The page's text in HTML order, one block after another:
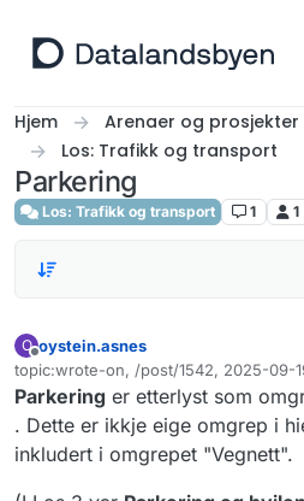
Hjem Arenaer og prosjekter
Los: Trafikk og transport
Parkering
Los: Trafikk og transport 1 1
O
Frakoblet
oystein.asnes
topic:wrote-on, /post/1542, 2025-09-
Sist endret av
Parkering er etterlyst som
. Dette er ikkje eige omgrep i
inkludert i omgrepet "Vegnett".